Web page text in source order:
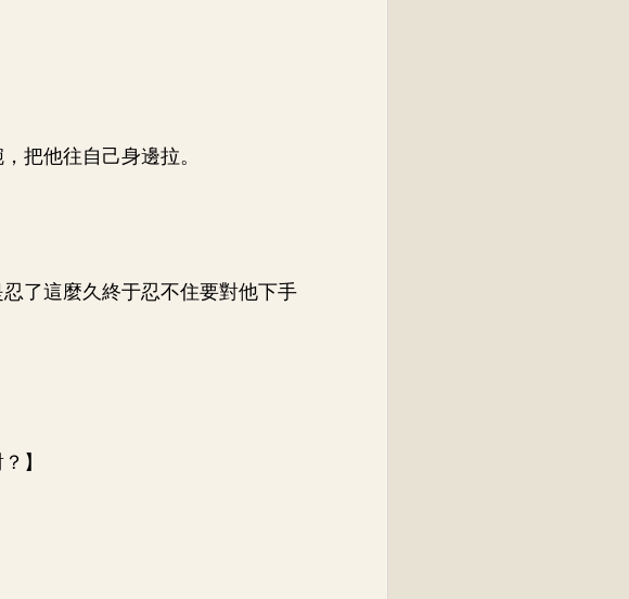
把他往自己身邊拉。
了這麼久終于忍不住要對他下手
】